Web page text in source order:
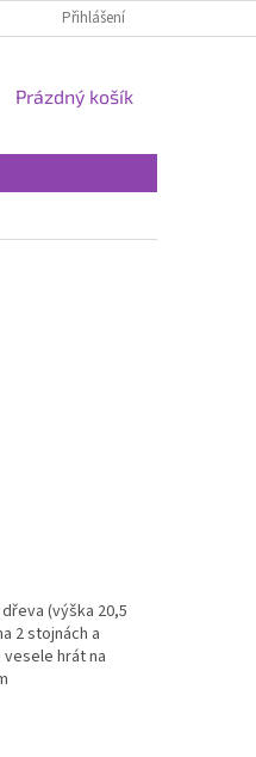
Přihlášení
NÁKUPNÍ
Prázdný košík
(výška 20,5
2 stojnách a
hrát na